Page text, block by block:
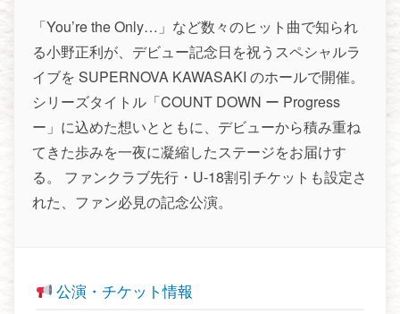
「You’re the Only…」など数々のヒット曲で知られ
る小野正利が、デビュー記念日を祝うスペシャルラ
イブを SUPERNOVA KAWASAKI のホールで開催。
シリーズタイトル「COUNT DOWN ー Progress
ー」に込めた想いとともに、デビューから積み重ね
てきた歩みを一夜に凝縮したステージをお届けす
る。 ファンクラブ先行・U-18割引チケットも設定さ
れた、ファン必見の記念公演。
公演・チケット情報